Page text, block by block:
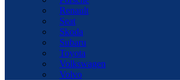
Renault
Seat
Skoda
Subaru
Toyota
Volkswagen
Volvo